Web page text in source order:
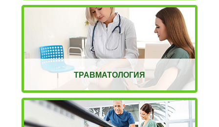
ТРАВМАТОЛОГИЯ